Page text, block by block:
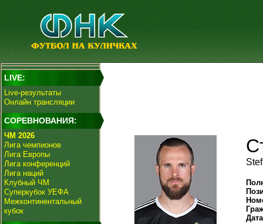
LIVE:
Live-результаты
Онлайн трансляции
СОРЕВНОВАНИЯ:
ЧМ 2026
Лига чемпионов
Лига Европы
Лига конференций
Лига наций
Клубный ЧМ
Суперкубок УЕФА
Межконтинентальный
кубок